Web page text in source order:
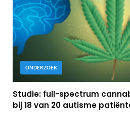
ONDERZOEK
Studie: full-spectrum
bij 18 van 20 autisme